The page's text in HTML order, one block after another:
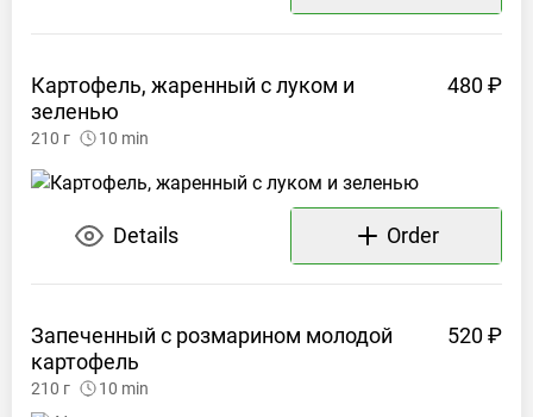
Картофель, жаренный с луком и
зеленью
480 ₽
210 г 10 min
Details Order
Запеченный с розмарином молодой
картофель
520 ₽
210 г 10 min